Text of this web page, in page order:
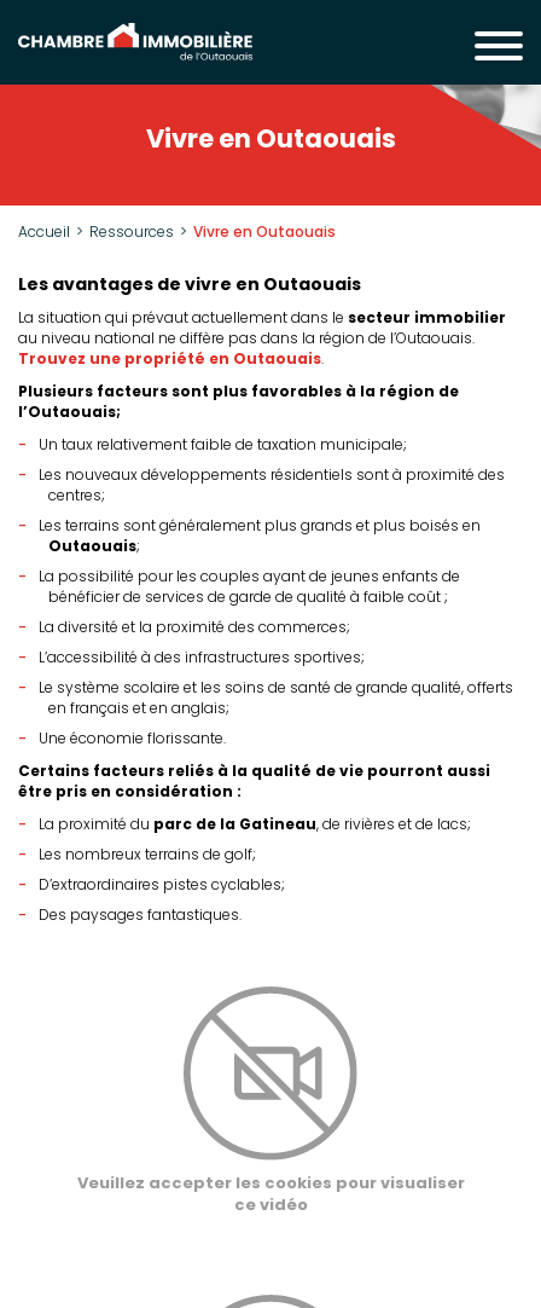
Vivre en Outaouais
Accueil Ressources Vivre en Outaouais
Les avantages de vivre en Outaouais
La situation qui prévaut actuellement dans le secteur immobilier
au niveau national ne diffère pas dans la région de l’Outaouais.
Trouvez une propriété en Outaouais.
Plusieurs facteurs sont plus favorables à la région de
l’Outaouais;
Un taux relativement faible de taxation municipale;
Les nouveaux développements résidentiels sont à proximité des
centres;
Les terrains sont généralement plus grands et plus boisés en
Outaouais;
La possibilité pour les couples ayant de jeunes enfants de
bénéficier de services de garde de qualité à faible coût ;
La diversité et la proximité des commerces;
L’accessibilité à des infrastructures sportives;
Le système scolaire et les soins de santé de grande qualité, offerts
en français et en anglais;
Une économie florissante.
Certains facteurs reliés à la qualité de vie pourront aussi
être pris en considération :
La proximité du parc de la Gatineau, de rivières et de lacs;
Les nombreux terrains de golf;
D’extraordinaires pistes cyclables;
Des paysages fantastiques.
Veuillez accepter les cookies pour visualiser
ce vidéo